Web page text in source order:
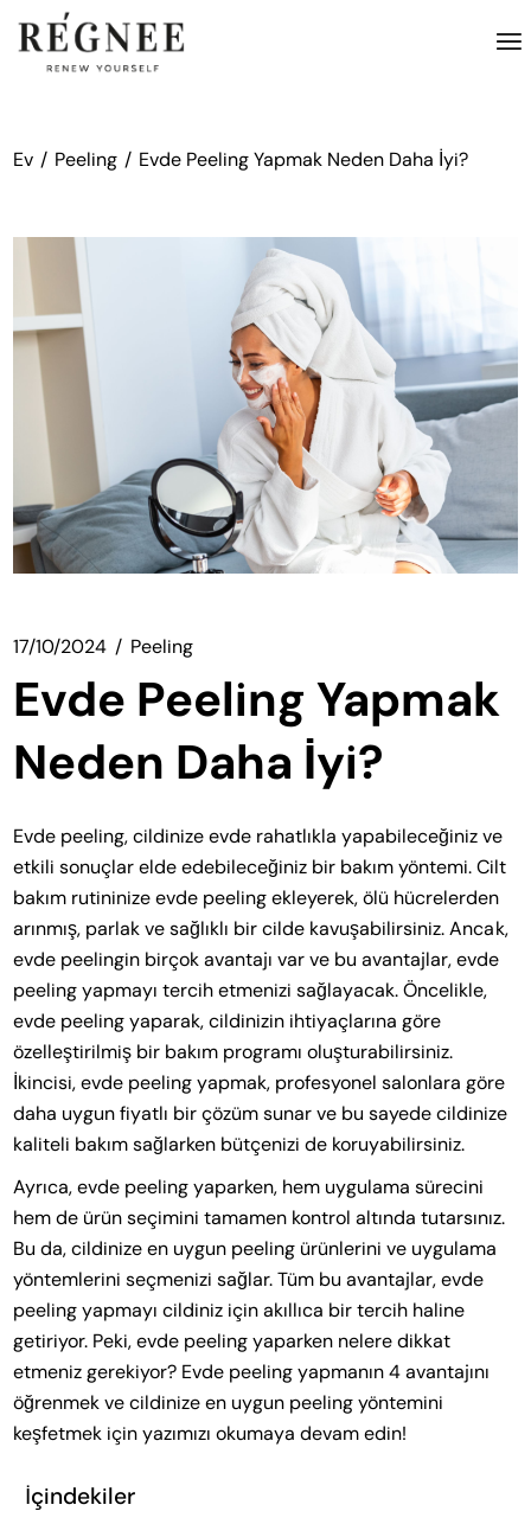
atla
Ev Peeling Evde Peeling Yapmak Neden Daha İyi?
17/10/2024 Peeling
Evde Peeling Yapmak
Neden Daha İyi?
Evde peeling, cildinize evde rahatlıkla yapabileceğiniz ve
etkili sonuçlar elde edebileceğiniz bir bakım yöntemi. Cilt
bakım rutininize evde peeling ekleyerek, ölü hücrelerden
arınmış, parlak ve sağlıklı bir cilde kavuşabilirsiniz. Ancak,
evde peelingin birçok avantajı var ve bu avantajlar, evde
peeling yapmayı tercih etmenizi sağlayacak. Öncelikle,
evde peeling yaparak, cildinizin ihtiyaçlarına göre
özelleştirilmiş bir bakım programı oluşturabilirsiniz.
İkincisi, evde peeling yapmak, profesyonel salonlara göre
daha uygun fiyatlı bir çözüm sunar ve bu sayede cildinize
kaliteli bakım sağlarken bütçenizi de koruyabilirsiniz.
Ayrıca, evde peeling yaparken, hem uygulama sürecini
hem de ürün seçimini tamamen kontrol altında tutarsınız.
Bu da, cildinize en uygun peeling ürünlerini ve uygulama
yöntemlerini seçmenizi sağlar. Tüm bu avantajlar, evde
peeling yapmayı cildiniz için akıllıca bir tercih haline
getiriyor. Peki, evde peeling yaparken nelere dikkat
etmeniz gerekiyor? Evde peeling yapmanın 4 avantajını
öğrenmek ve cildinize en uygun peeling yöntemini
keşfetmek için yazımızı okumaya devam edin!
İçindekiler